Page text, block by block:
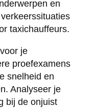
en
taxichauffeurs.
je
proefexamens
snelheid en
Analyseer je
bij de onjuist